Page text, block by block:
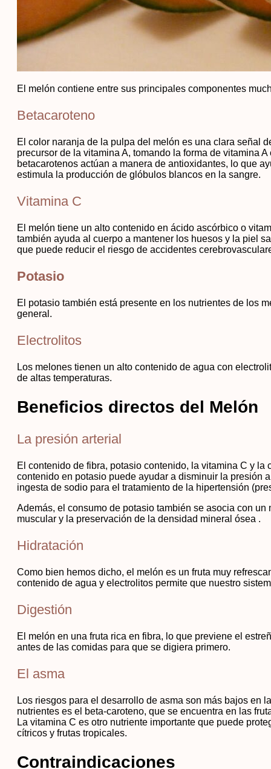
El melón contiene entre sus principales componentes
Betacaroteno
El color naranja de la pulpa del melón es una clara señal
precursor de la vitamina A, tomando la forma de vitamina
betacarotenos actúan a manera de antioxidantes, lo que
estimula la producción de glóbulos blancos en la sangre.
Vitamina C
El melón tiene un alto contenido en ácido ascórbico o
también ayuda al cuerpo a mantener los huesos y la piel
que puede reducir el riesgo de accidentes
Potasio
El potasio también está presente en los nutrientes de los
general.
Electrolitos
Los melones tienen un alto contenido de agua con
de altas temperaturas.
Beneficios directos del Melón
La presión arterial
El contenido de fibra, potasio contenido, la vitamina C y
contenido en potasio puede ayudar a disminuir la presión
ingesta de sodio para el tratamiento de la hipertensión
Además, el consumo de potasio también se asocia con
muscular y la preservación de la densidad mineral ósea .
Hidratación
Como bien hemos dicho, el melón es un fruta muy
contenido de agua y electrolitos permite que nuestro
Digestión
El melón en una fruta rica en fibra, lo que previene el
antes de las comidas para que se digiera primero.
El asma
Los riesgos para el desarrollo de asma son más bajos en
nutrientes es el beta-caroteno, que se encuentra en las
La vitamina C es otro nutriente importante que puede
cítricos y frutas tropicales.
Contraindicaciones